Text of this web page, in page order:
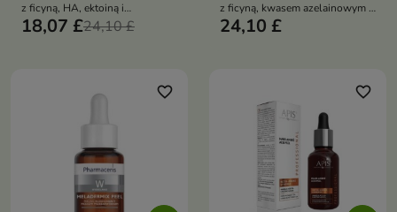
z ficyną, HA, ektoiną i
aminokwasami łagodnie
18,07 £24,10 £
z ficyną, kwasem azelainowym i
glicyryzyną delikatnie złuszcza,
24,10 £
favorite_border favorite_border